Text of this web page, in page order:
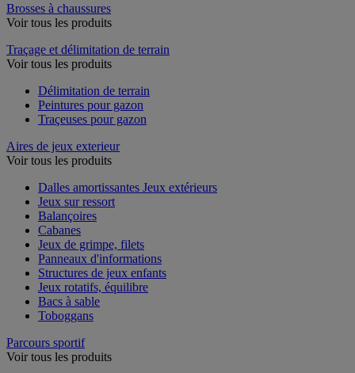
Brosses à chaussures
Voir tous les produits
Traçage et délimitation de terrain
Voir tous les produits
Délimitation de terrain
Peintures pour gazon
Traçeuses pour gazon
Aires de jeux exterieur
Voir tous les produits
Dalles amortissantes Jeux extérieurs
Jeux sur ressort
Balançoires
Cabanes
Jeux de grimpe, filets
Panneaux d'informations
Structures de jeux enfants
Jeux rotatifs, équilibre
Bacs à sable
Toboggans
Parcours sportif
Voir tous les produits